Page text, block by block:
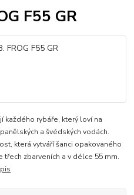
F55 GR
rybáře, který loví na
a švédských vodách.
která vytváří šanci opakovaného
třech zbarveních a v délce 55 mm.